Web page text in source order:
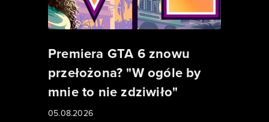
Premiera GTA 6 znowu
przełożona? "W ogóle by
mnie to nie zdziwiło"
05.08.2026